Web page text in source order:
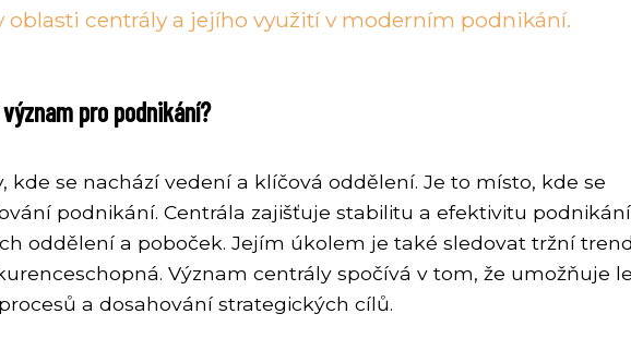
oblasti centrály a jejího využití v moderním podnikání.
pro podnikání?
kde se nachází vedení a klíčová oddělení. Je to místo, kde se
podnikání. Centrála zajišťuje stabilitu a efektivitu
oddělení a poboček. Jejím úkolem je také sledovat tržní
Význam centrály spočívá v tom, že umožňuje
a dosahování strategických cílů.